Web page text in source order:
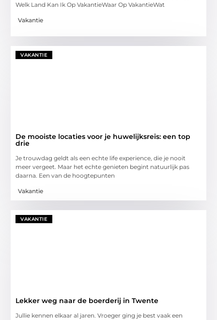
Welk Land Kan Ik Op VakantieWaar Op VakantieWat
Vakantie
VAKANTIE
De mooiste locaties voor je huwelijksreis: een top
drie
Je trouwdag geldt als een echte life experience, die je nooit
meer vergeet. Maar het echte genieten begint natuurlijk pas
daarna. Een van de hoogtepunten
Vakantie
VAKANTIE
Lekker weg naar de boerderij in Twente
Jullie kennen elkaar al jaren. Vroeger ging je best vaak een